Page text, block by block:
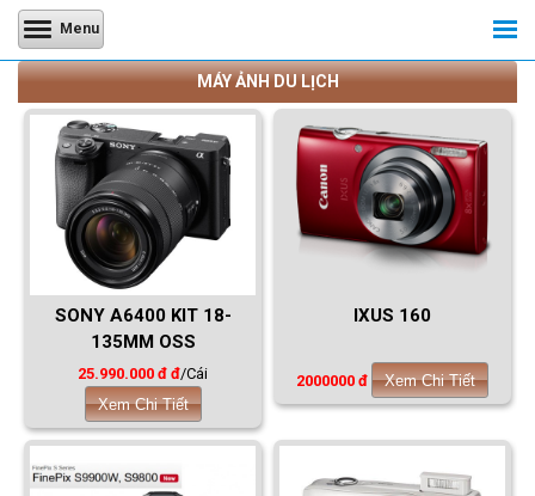
Menu
MÁY ẢNH DU LỊCH
SONY A6400 KIT 18-
135MM OSS
25.990.000 đ đ/Cái
Xem Chi Tiết
IXUS 160
2000000 đ Xem Chi Tiết